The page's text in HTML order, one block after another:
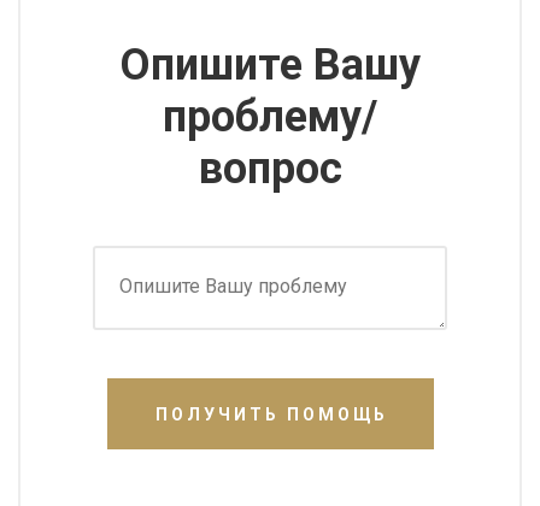
Опишите Вашу
проблему/
вопрос
ПОЛУЧИТЬ ПОМОЩЬ